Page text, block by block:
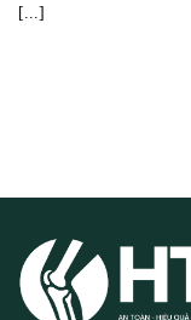
[...]